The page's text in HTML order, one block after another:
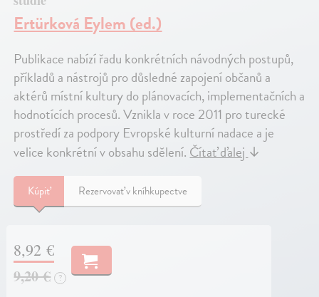
Ertürková Eylem (ed.)
Publikace nabízí řadu konkrétních návodných postupů,
příkladů a nástrojů pro důsledné zapojení občanů a
aktérů místní kultury do plánovacích, implementačních a
hodnotících procesů. Vznikla v roce 2011 pro turecké
prostředí za podpory Evropské kulturní nadace a je
velice konkrétní v obsahu sdělení.Čítať ďalej↓
Kúpiť Rezervovať v kníhkupectve
8,92 €
9,20 €
?